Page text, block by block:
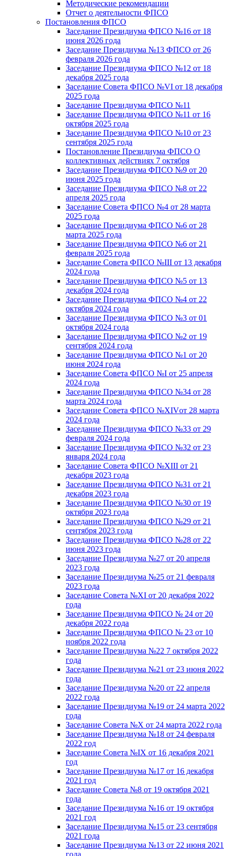
Методические рекомендации
Отчет о деятельности ФПСО
Постановления ФПСО
Заседание Президиума ФПСО №16 от 18
июня 2026 года
Заседание Президиума №13 ФПСО от 26
февраля 2026 года
Заседание Президиума ФПСО №12 от 18
декабря 2025 года
Заседание Совета ФПСО №VI от 18 декабря
2025 года
Заседание Президиума ФПСО №11
Заседание Президиума ФПСО №11 от 16
октября 2025 года
Заседание Президиума ФПСО №10 от 23
сентября 2025 года
Постановление Президиума ФПСО О
коллективных действиях 7 октября
Заседание Президиума ФПСО №9 от 20
июня 2025 года
Заседание Президиума ФПСО №8 от 22
апреля 2025 года
Заседание Совета ФПСО №4 от 28 марта
2025 года
Заседание Президиума ФПСО №6 от 28
марта 2025 года
Заседание Президиума ФПСО №6 от 21
февраля 2025 года
Заседание Совета ФПСО №III от 13 декабря
2024 года
Заседание Президиума ФПСО №5 от 13
декабря 2024 года
Заседание Президиума ФПСО №4 от 22
октября 2024 года
Заседание Президиума ФПСО №3 от 01
октября 2024 года
Заседание Президиума ФПСО №2 от 19
сентября 2024 года
Заседание Президиума ФПСО №1 от 20
июня 2024 года
Заседание Совета ФПСО №I от 25 апреля
2024 года
Заседание Президиума ФПСО №34 от 28
марта 2024 года
Заседание Совета ФПСО №XIVот 28 марта
2024 года
Заседание Президиума ФПСО №33 от 29
февраля 2024 года
Заседание Президиума ФПСО №32 от 23
января 2024 года
Заседание Совета ФПСО №XIII от 21
декабря 2023 года
Заседание Президиума ФПСО №31 от 21
декабря 2023 года
Заседание Президиума ФПСО №30 от 19
октября 2023 года
Заседание Президиума ФПСО №29 от 21
сентября 2023 года
Заседание Президиума ФПСО №28 от 22
июня 2023 года
Заседание Президиума №27 от 20 апреля
2023 года
Заседание Президиума №25 от 21 февраля
2023 года
Заседание Совета №XI от 20 декабря 2022
года
Заседание Президиума ФПСО № 24 от 20
декабря 2022 года
Заседание Президиума ФПСО № 23 от 10
ноября 2022 года
Заседание Президиума №22 7 октября 2022
года
Заседание Президиума №21 от 23 июня 2022
года
Заседание Президиума №20 от 22 апреля
2022 года
Заседание Президиума №19 от 24 марта 2022
года
Заседание Совета №X от 24 марта 2022 года
Заседание Президиума №18 от 24 февраля
2022 год
Заседание Совета №IX от 16 декабря 2021
год
Заседание Президиума №17 от 16 декабря
2021 год
Заседание Совета №8 от 19 октября 2021
года
Заседание Президиума №16 от 19 октября
2021 год
Заседание Президиума №15 от 23 сентября
2021 года
Заседание Президиума №13 от 22 июня 2021
года